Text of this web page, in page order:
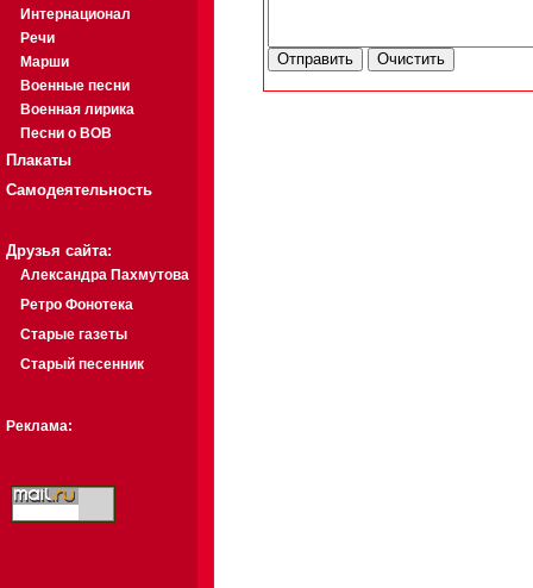
Интернационал
Речи
Марши
Военные песни
Военная лирика
Песни о ВОВ
Плакаты
Самодеятельность
Друзья сайта:
Александра Пахмутова
Ретро Фонотека
Старые газеты
Старый песенник
Реклама: